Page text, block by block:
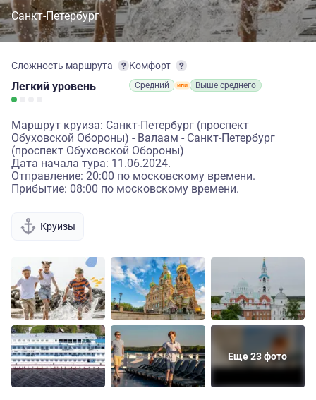
Санкт-Петербург
Сложность маршрута
Легкий уровень
Комфорт
Средний Выше среднего
Маршрут круиза: Санкт-Петербург (проспект
Обуховской Обороны) - Валаам - Санкт-Петербург
(проспект Обуховской Обороны)
Дата начала тура: 11.06.2024.
Отправление: 20:00 по московскому времени.
Прибытие: 08:00 по московскому времени.
Круизы
Еще 23 фото